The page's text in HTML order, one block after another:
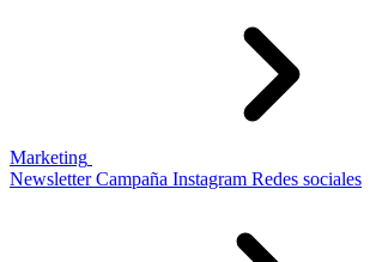
Marketing
Newsletter Campaña Instagram Redes sociales